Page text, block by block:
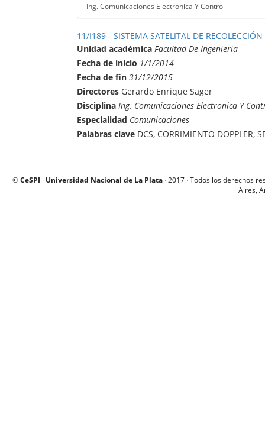
Ing. Comunicaciones Electronica Y Control
11/I189 - SISTEMA SATELITAL DE
Unidad académica Facultad De Ingenieria
Fecha de inicio 1/1/2014
Fecha de fin 31/12/2015
Directores Gerardo Enrique Sager
Disciplina Ing. Comunicaciones Electronica Y
Especialidad Comunicaciones
Palabras clave DCS, CORRIMIENTO DOPPLER,
©CeSPI · Universidad Nacional de La Plata · 2017 · Todos los derechos
Aires,